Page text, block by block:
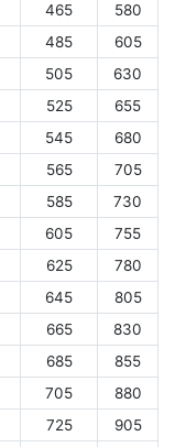
465
580
485
605
505
630
525
655
545
680
565
705
585
730
605
755
625
780
645
805
665
830
685
855
705
880
725
905